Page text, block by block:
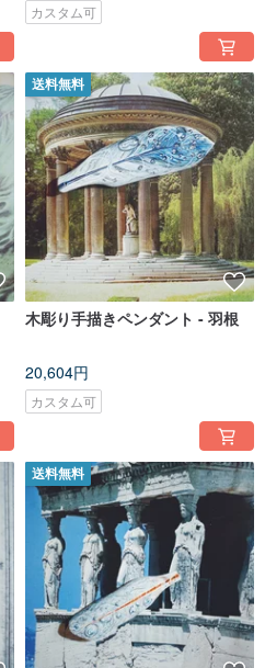
カスタム可
送料無料
木彫り手描きペンダント - 羽根
20,604円
カスタム可
送料無料